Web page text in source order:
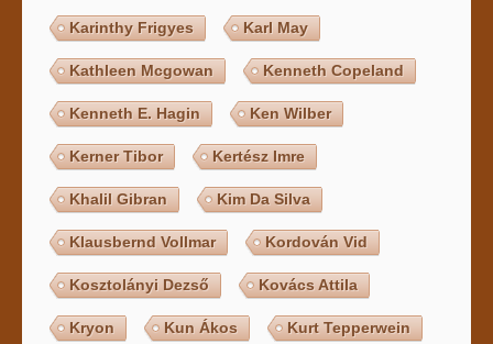
Karinthy Frigyes Karl May
Kathleen Mcgowan Kenneth Copeland
Kenneth E. Hagin Ken Wilber
Kerner Tibor Kertész Imre
Khalil Gibran Kim Da Silva
Klausbernd Vollmar Kordován Vid
Kosztolányi Dezső Kovács Attila
Kryon Kun Ákos Kurt Tepperwein